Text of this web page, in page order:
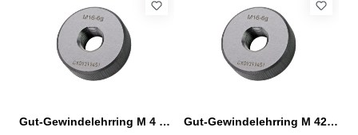
Gut-Gewindelehrring M 4 x 0,7 - 6g DIN 13
Gut-Gewindelehrring M 42 x 4,5 - 6g DIN 13